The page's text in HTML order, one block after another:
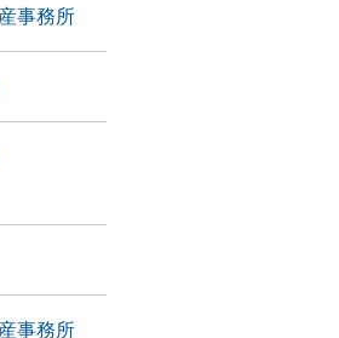
事務所
事務所